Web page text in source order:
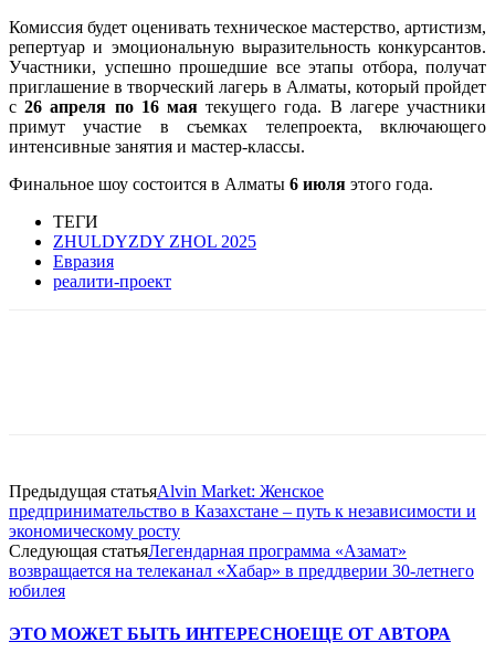
Комиссия будет оценивать техническое мастерство, артистизм,
репертуар и эмоциональную выразительность конкурсантов.
Участники, успешно прошедшие все этапы отбора, получат
приглашение в творческий лагерь в Алматы, который пройдет
с26 апреля по 16 мая текущего года. В лагере участники
примут участие в съемках телепроекта, включающего
интенсивные занятия и мастер-классы.
Финальное шоу состоится в Алматы 6 июля этого года.
ТЕГИ
ZHULDYZDY ZHOL 2025
Евразия
реалити-проект
Предыдущая статьяAlvin Market: Женское
предпринимательство в Казахстане – путь к независимости и
экономическому росту
Следующая статьяЛегендарная программа «Азамат»
возвращается на телеканал «Хабар» в преддверии 30-летнего
юбилея
ЭТО МОЖЕТ БЫТЬ ИНТЕРЕСНОЕЩЕ ОТ АВТОРА